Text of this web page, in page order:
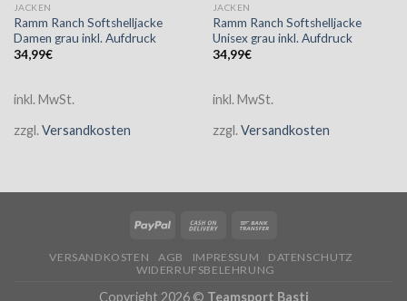
JACKEN
Ramm Ranch Softshelljacke
Damen grau inkl. Aufdruck
34,99€
inkl. MwSt.
zzgl. Versandkosten
JACKEN
Ramm Ranch Softshelljacke
Unisex grau inkl. Aufdruck
34,99€
inkl. MwSt.
zzgl. Versandkosten
VERSANDKOSTEN AGB IMPRESSUM
DATENSCHUTZ
WIDERRUFSBELEHRUNG
Copyright 2026 © Teamsport Basti